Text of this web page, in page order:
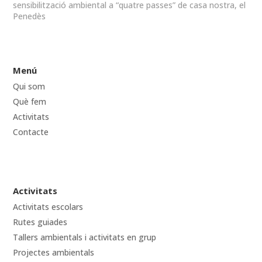
sensibilització ambiental a “quatre passes” de casa nostra, el
Penedès
Menú
Qui som
Què fem
Activitats
Contacte
Activitats
Activitats escolars
Rutes guiades
Tallers ambientals i activitats en grup
Projectes ambientals